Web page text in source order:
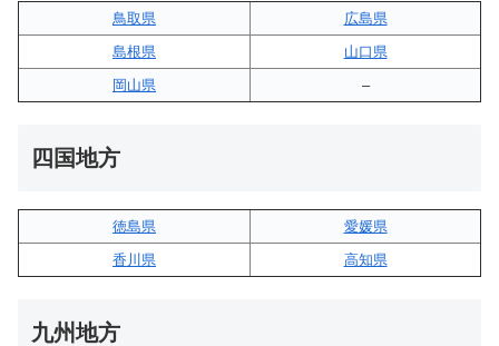
鳥取県
広島県
島根県
山口県
岡山県
–
四国地方
徳島県
愛媛県
香川県
高知県
九州地方